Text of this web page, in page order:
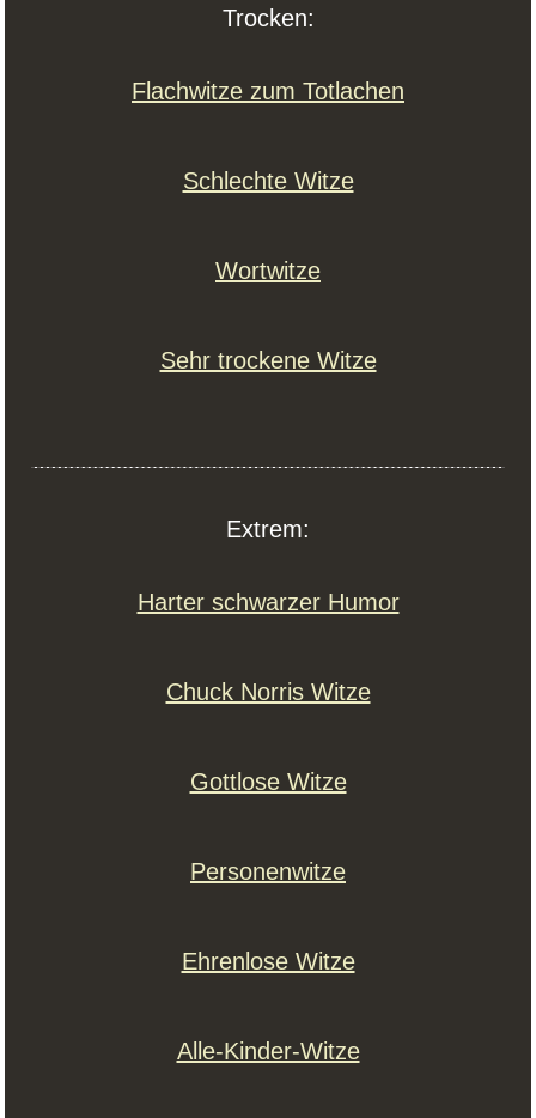
Trocken:
Flachwitze zum Totlachen
Schlechte Witze
Wortwitze
Sehr trockene Witze
Extrem:
Harter schwarzer Humor
Chuck Norris Witze
Gottlose Witze
Personenwitze
Ehrenlose Witze
Alle-Kinder-Witze